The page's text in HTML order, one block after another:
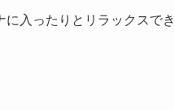
入ったりとリラックスでき